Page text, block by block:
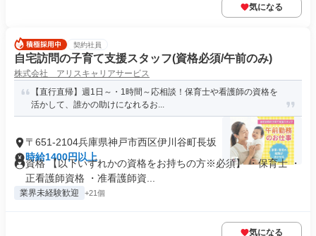
気になる
契約社員
自宅訪問の子育て支援スタッフ(資格必須/午前のみ)
株式会社 アリスキャリアサービス
【直行直帰】週1日～・1時間～応相談！保育士や看護師の資格を
活かして、誰かの助けになれるお...
〒651-2104兵庫県神戸市西区伊川谷町長坂
時給1400円以上
資格 【以下いずれかの資格をお持ちの方※必須】 ・保育士 ・
正看護師資格 ・准看護師資...
業界未経験歓迎 +21個
気になる